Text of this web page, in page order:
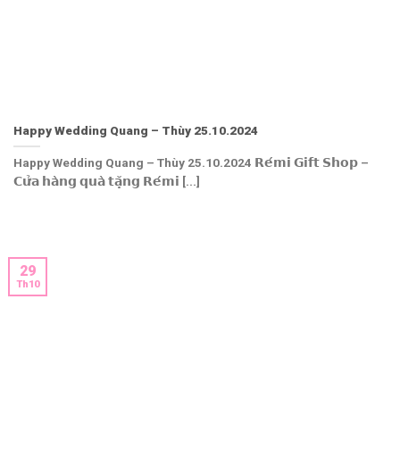
Happy Wedding Quang – Thùy 25.10.2024
Happy Wedding Quang – Thùy 25.10.2024 𝗥𝗲́𝗺𝗶 𝗚𝗶𝗳𝘁 𝗦𝗵𝗼𝗽 –
𝗖𝘂̛̉𝗮 𝗵𝗮̀𝗻𝗴 𝗾𝘂𝗮̀ 𝘁𝗮̣̆𝗻𝗴 𝗥𝗲́𝗺𝗶 [...]
29
Th10